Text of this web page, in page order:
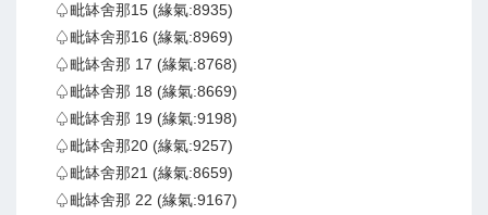
♤毗缽舍那15 (緣氣:8935)
♤毗缽舍那16 (緣氣:8969)
♤毗缽舍那 17 (緣氣:8768)
♤毗缽舍那 18 (緣氣:8669)
♤毗缽舍那 19 (緣氣:9198)
♤毗缽舍那20 (緣氣:9257)
♤毗缽舍那21 (緣氣:8659)
♤毗缽舍那 22 (緣氣:9167)